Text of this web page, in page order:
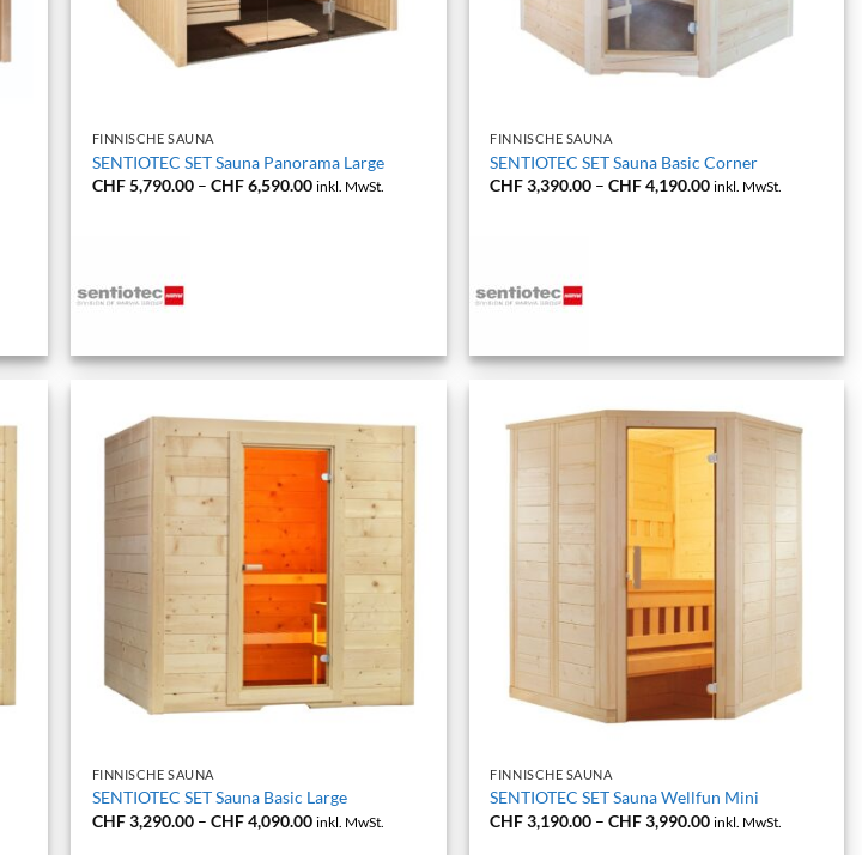
FINNISCHE SAUNA
SENTIOTEC SET Sauna Panorama Large
CHF5,790.00 – CHF6,590.00Preisspanne:
inkl. MwSt.
FINNISCHE SAUNA
SENTIOTEC SET Sauna Basic Corner
CHF3,390.00 –CHF4,190.00Preisspanne:
inkl. MwSt.
FINNISCHE SAUNA
SENTIOTEC SET Sauna Basic Large
CHF3,290.00 – CHF4,090.00Preisspanne:
inkl. MwSt.
FINNISCHE SAUNA
SENTIOTEC SET Sauna Wellfun Mini
CHF3,190.00 –CHF3,990.00Preisspanne:
inkl. MwSt.